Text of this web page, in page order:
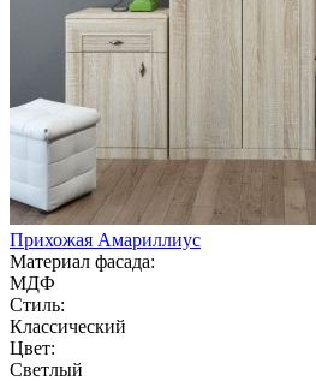
Прихожая Амариллиус
Материал фасада:
МДФ
Стиль:
Классический
Цвет:
Светлый